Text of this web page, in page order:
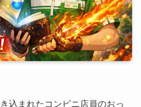
込まれたコンビニ店員のおっ